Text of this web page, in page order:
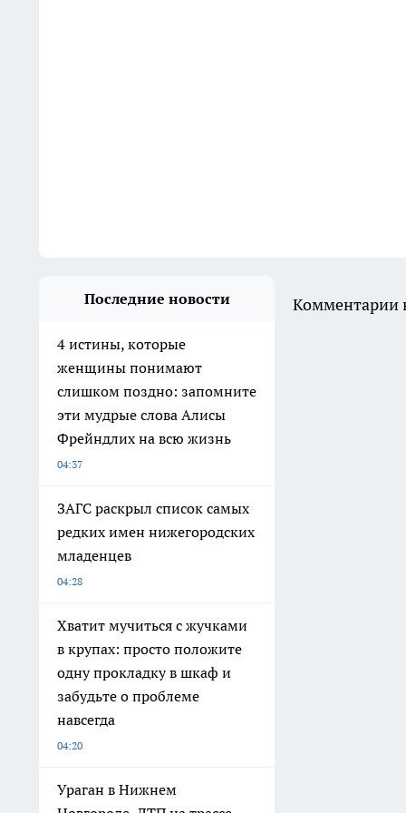
Последние новости
4 истины, которые
женщины понимают
слишком поздно: запомните
эти мудрые слова Алисы
Фрейндлих на всю жизнь
04:37
ЗАГС раскрыл список самых
редких имен нижегородских
младенцев
04:28
Хватит мучиться с жучками
в крупах: просто положите
одну прокладку в шкаф и
забудьте о проблеме
навсегда
04:20
Ураган в Нижнем
Комментарии